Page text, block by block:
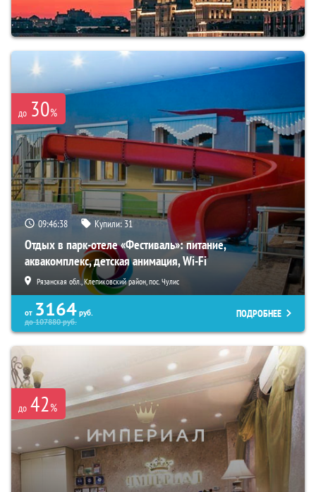
до 30%
09:46:37 Купили: 31
Отдых в парк-отеле «Фестиваль»: питание,
аквакомплекс, детская анимация, Wi-Fi
Рязанская обл., Клепиковский район, пос. Чулис
от 3164 руб.
до107880руб.
ПОДРОБНЕЕ
до 42%